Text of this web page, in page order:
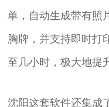
单，自动生成带有照
胸牌，并支持即时打
至几小时，极大地提
沈阳这套软件还集成